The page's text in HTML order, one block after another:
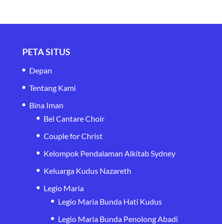
PETA SITUS
Depan
Tentang Kami
Bina Iman
Bel Cantare Choir
Couple for Christ
Kelompok Pendalaman Alkitab Sydney
Keluarga Kudus Nazareth
Legio Maria
Legio Maria Bunda Hati Kudus
Legio Maria Bunda Penolong Abadi